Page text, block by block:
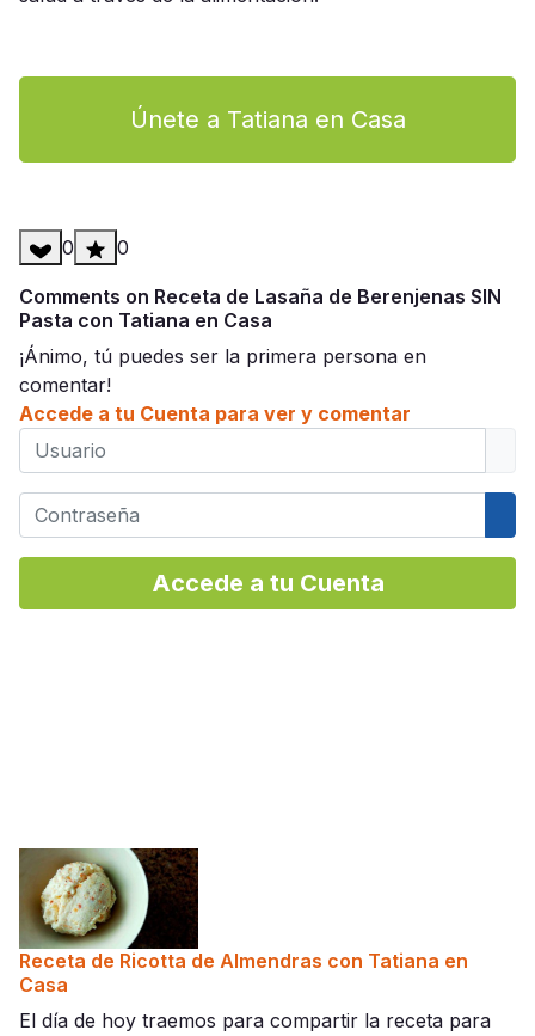
Únete a Tatiana en Casa
0 0
Comments on Receta de Lasaña de Berenjenas SIN
Pasta con Tatiana en Casa
¡Ánimo, tú puedes ser la primera persona en
comentar!
Accede a tu Cuenta para ver y comentar
Usuario
Contraseña
Accede a tu Cuenta
Receta de Ricotta de Almendras con Tatiana en
Casa
El día de hoy traemos para compartir la receta para